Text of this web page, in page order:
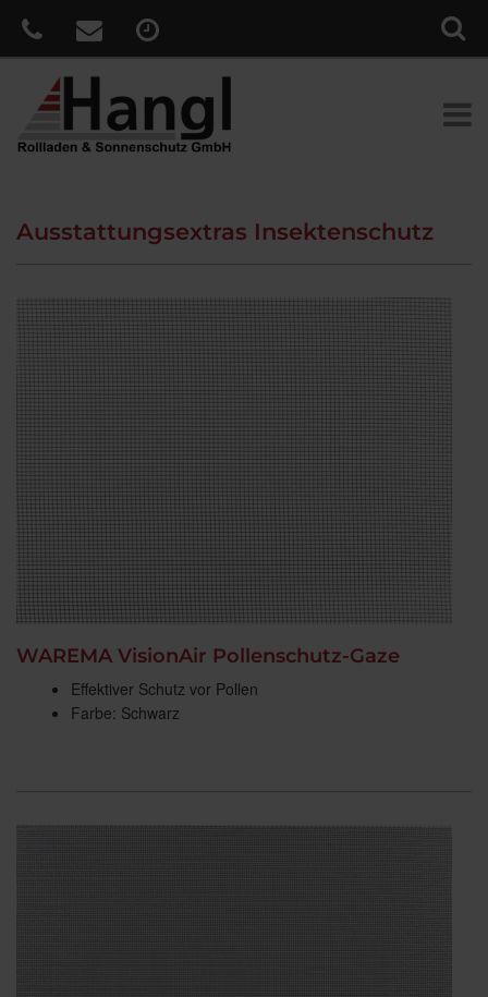
Ausstattungsextras Insektenschutz
WAREMA VisionAir Pollenschutz-Gaze
Effektiver Schutz vor Pollen
Farbe: Schwarz